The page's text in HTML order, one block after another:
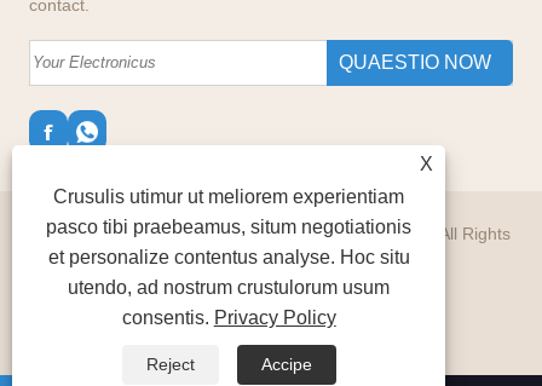
contact.
Copyright © 2024 Good Brilliant International Limited All Rights
Reserved.
Vincula
Sitemap RSS XML
Policy
X
Crusulis utimur ut meliorem experientiam
pasco tibi praebeamus, situm negotiationis
et personalize contentus analyse. Hoc situ
utendo, ad nostrum crustulorum usum
consentis. Privacy Policy
Reject Accipe